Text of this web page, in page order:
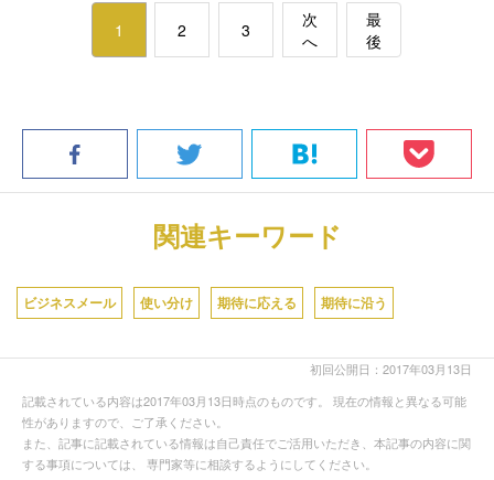
1 2 3
次
へ
最
後
関連キーワード
ビジネスメール 使い分け 期待に応える 期待に沿う
初回公開日：2017年03月13日
記載されている内容は2017年03月13日時点のものです。 現在の情報と異なる可能
性がありますので、ご了承ください。
また、記事に記載されている情報は自己責任でご活用いただき、本記事の内容に関
する事項については、 専門家等に相談するようにしてください。